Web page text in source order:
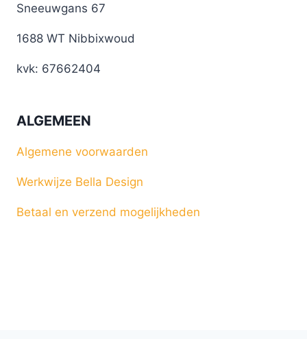
Sneeuwgans 67
1688 WT Nibbixwoud
kvk: 67662404
ALGEMEEN
Algemene voorwaarden
Werkwijze Bella Design
Betaal en verzend mogelijkheden